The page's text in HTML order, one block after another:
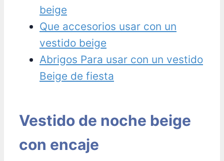
beige
Que accesorios usar con un
vestido beige
Abrigos Para usar con un vestido
Beige de fiesta
Vestido de noche beige
con encaje